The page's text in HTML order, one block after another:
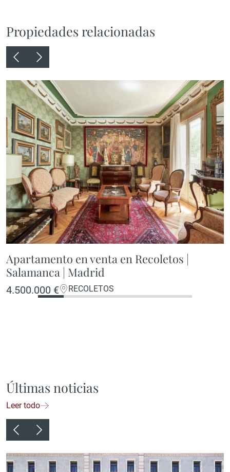
Propiedades relacionadas
Apartamento en venta en Recoletos |
Salamanca | Madrid
4.500.000 € RECOLETOS
Últimas noticias
Leer todo